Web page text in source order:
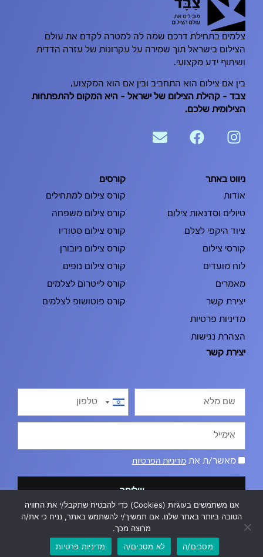
צלמים בתחילת דרכם שמה לה למטרה לקדם את עולם
הצילום בישראל תוך שמירה על עקרונות של עזרה הדדית
ושיתוף ידע מקצועי.
בין אם צילום הוא התחביב ובין אם הוא המקצוע,
צבּד – קהילת הצילום של ישראל – היא המקום להתפתחות
הצילומית שלכם.
ניווט באתר
אודות
טיולים וסדנאות צילום
ציוד היקפי לצלם
קורסי צילום
לוח מועדים
מאמרים
יצירת קשר
מדיניות פרטיות
הצהרת נגישות
קורסים
קורס צילום למתחילים
קורס צילום משפחה
קורס צילום סטודיו
קורס צילום ניובורן
קורס צילום נופים
קורס לייטרום לצלמים
קורס פוטושופ לצלמים
יצירת קשר
Israel
מאשר/ת את מדיניות הפרטיות
שליחה
כל הזכויות שמורות לצבד © 2026
אנו משתמשים בעוגיות (Cookies) כדי להבטיח שתקבל/י את החוויה
הטובה ביותר באתר שלנו. אם תמשיך/י להשתמש באתר, נניח כי את/ה
מרוצה מכך.
מסכים/ה
לא מסכים/ה מדיניות פרטיות